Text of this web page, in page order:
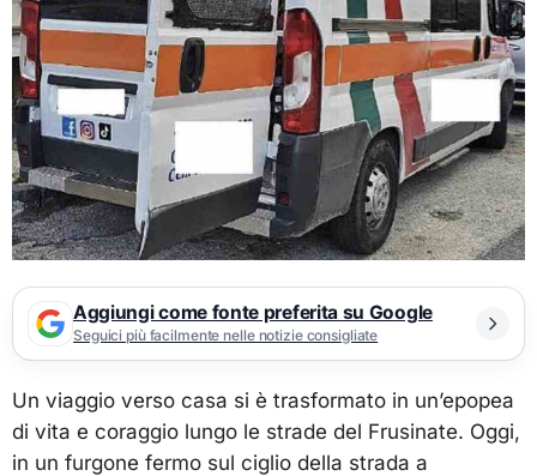
Aggiungi come fonte preferita su Google
Seguici più facilmente nelle notizie consigliate
Un viaggio verso casa si è trasformato in un’epopea
di vita e coraggio lungo le strade del Frusinate. Oggi,
in un furgone fermo sul ciglio della strada a